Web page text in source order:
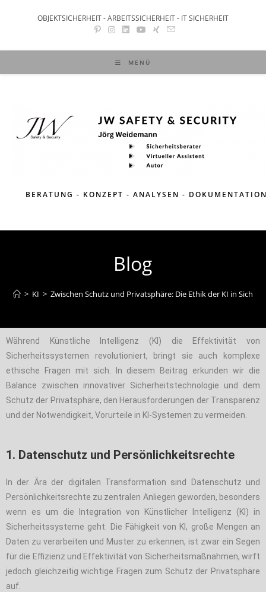
OBJEKTSICHERHEIT - ARBEITSSICHERHEIT - IT SICHERHEIT
MENÜ
BERATUNG - KONZEPT - ANALYSEN -
Blog
> KI > Zwischen Schutz und Privatsphäre: Die Ethik der KI in
Während Künstliche Intelligenz (KI) die Effektivität von
Sicherheitssystemen revolutioniert, bringt sie auch komplexe
ethische Fragen mit sich. In diesem Beitrag erkunden wir die
Balance zwischen innovativer Sicherheitstechnologie und dem
Schutz der Privatsphäre, den Herausforderungen der Transparenz
und der Notwendigkeit, Vorurteile in KI-Systemen zu vermeiden.
1. Datenschutz und Persönlichkeitsrechte
In der Ära der digitalen Transformation sind Datenschutz und
Persönlichkeitsrechte zu zentralen Anliegen geworden, besonders
wenn es um die Integration von Künstlicher Intelligenz (KI) in
Sicherheitssysteme geht. Die Fähigkeit von KI, große Mengen an
Daten zu verarbeiten und Muster zu erkennen, ist zwar ein Segen
für die Effizienz und Effektivität von Sicherheitsmaßnahmen, wirft
jedoch gleichzeitig wichtige Fragen zum Schutz der Privatsphäre
auf.